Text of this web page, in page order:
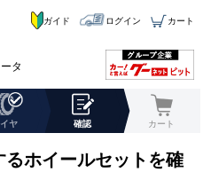
タ
ガイド ログイン カート
ヤ 確認 カート
ホイールセットを確